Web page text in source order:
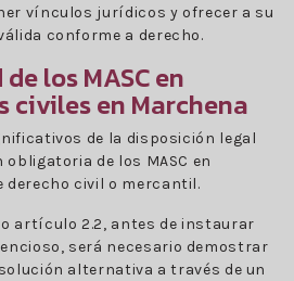
vínculos jurídicos y ofrecer a su
conforme a derecho.
los MASC en
civiles en Marchena
de la disposición legal
de los MASC en
derecho civil o mercantil.
artículo 2.2, antes de instaurar
será necesario demostrar
alternativa a través de un